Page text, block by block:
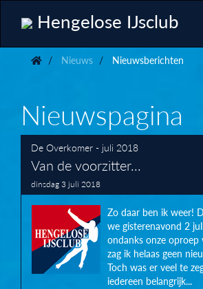
Hengelose IJsclub
Nieuws Nieuwsberichten
Nieuwspagina
De Overkomer - juli 2018
Van de voorzitter...
dinsdag 3 juli 2018
Zo daar ben ik weer!
we gisterenavond 2
ondanks onze oproep
zag ik helaas geen
Toch was er veel te
iedereen belangrijk...